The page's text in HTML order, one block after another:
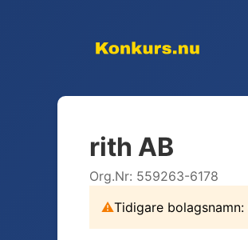
rith AB
Org.Nr: 559263-6178
⚠Tidigare bolagsnamn: